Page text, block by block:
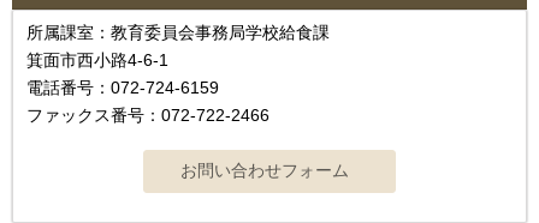
所属課室：教育委員会事務局学校給食課
箕面市西小路4-6-1
電話番号：072-724-6159
ファックス番号：072-722-2466